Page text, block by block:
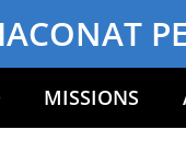
rechercheMISSIONS